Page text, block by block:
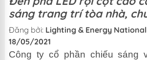
sáng trang trí tòa nhà,
Đăng bởi: Lighting & Energy National
18/05/2021
Công ty cổ phần chiếu sáng